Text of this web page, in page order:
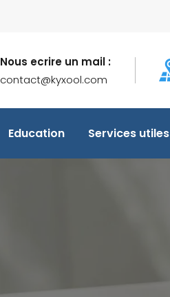
Nous ecrire un mail :
contact@kyxool.com
Education Services utiles